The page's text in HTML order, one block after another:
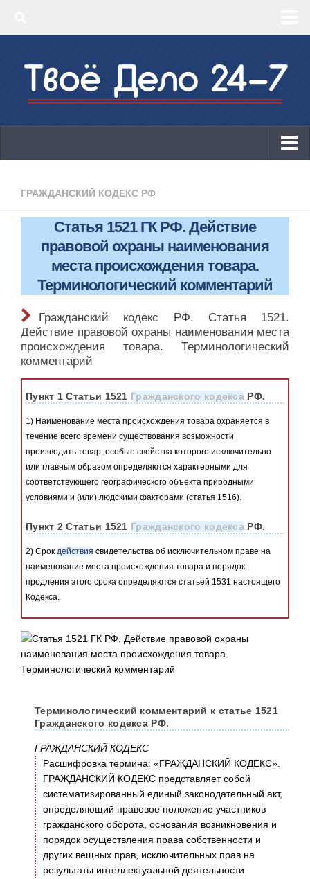
‣ КБК 2019
КБК 2019
ОКВЭД 2019
Законодательство
ГРАЖДАНСКИЙ КОДЕКС РФ
Статья 1521 ГК РФ. Действие
правовой охраны наименования
места происхождения товара.
Терминологический комментарий
Гражданский кодекс РФ. Статья 1521.
Действие правовой охраны наименования места
происхождения товара. Терминологический
комментарий
Пункт 1 Статьи 1521Гражданского кодекса РФ.
1) Наименование места происхождения товара охраняется в
течение всего времени существования возможности
производить товар, особые свойства которого исключительно
или главным образом определяются характерными для
соответствующего географического объекта природными
условиями и (или) людскими факторами (статья 1516).
Пункт 2 Статьи 1521Гражданского кодекса РФ.
2) Срок действия свидетельства об исключительном праве на
наименование места происхождения товара и порядок
продления этого срока определяются статьей 1531 настоящего
Кодекса.
Терминологический комментарий к статье 1521
Гражданского кодекса РФ.
ГРАЖДАНСКИЙ КОДЕКС
Расшифровка термина: «ГРАЖДАНСКИЙ КОДЕКС».
ГРАЖДАНСКИЙ КОДЕКС представляет собой
систематизированный единый законодательный акт,
определяющий правовое положение участников
гражданского оборота, основания возникновения и
порядок осуществления права собственности и
других вещных прав, исключительных прав на
результаты интеллектуальной деятельности